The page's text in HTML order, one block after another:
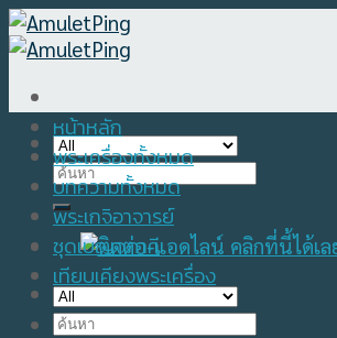
Skip
to
Search
for:
Search
หน้าหลัก
พระเครื่องทั้งหมด
บทความทั้งหมด
พระเกจิอาจารย์
ชุดเบญจภาคี
เทียบเคียงพระเครื่อง